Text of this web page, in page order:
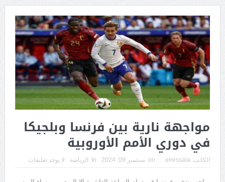
مواجهة نارية بين فرنسا وبلجيكا
في دوري الأمم الأوروبية
الكاتب: elressala
on: سبتمبر 09, 2024 In: الرياضة لا يوجد تعليقات